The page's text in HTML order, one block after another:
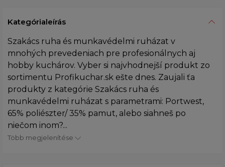
Kategórialeírás
Szakács ruha és munkavédelmi ruházat v
mnohých prevedeniach pre profesionálnych aj
hobby kuchárov. Vyber si najvhodnejší produkt zo
sortimentu Profikuchar.sk ešte dnes. Zaujali ťa
produkty z kategórie Szakács ruha és
munkavédelmi ruházat s parametrami: Portwest,
65% poliészter/ 35% pamut, alebo siahneš po
niečom inom?...
Több megjelenítése